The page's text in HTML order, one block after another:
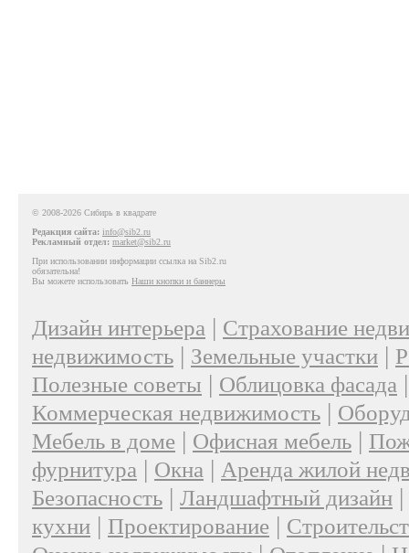
© 2008-2026 Сибирь в квадрате
Редакция сайта: info@sib2.ru
Рекламный отдел: market@sib2.ru
При использовании информации ссылка на Sib2.ru
обязательна!
Вы можете использовать Наши кнопки и баннеры
Дизайн интерьера | Страхование
недвижимость | Земельные участки |
Полезные советы | Облицовка фасада
Коммерческая недвижимость |
Мебель в доме | Офисная мебель |
фурнитура | Окна | Аренда жилой
Безопасность | Ландшафтный дизайн |
кухни | Проектирование |